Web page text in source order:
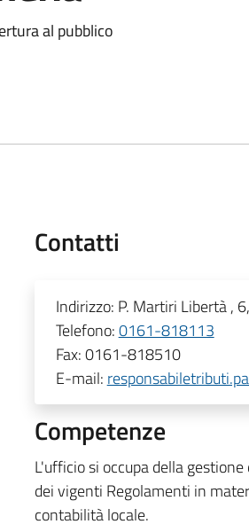
al pubblico
Contatti
Indirizzo: P. Martiri Libertà ,
Telefono:0161-818113
Fax:0161-818510
E-mail:
Competenze
L'ufficio si occupa della
dei vigenti Regolamenti in
contabilità locale.